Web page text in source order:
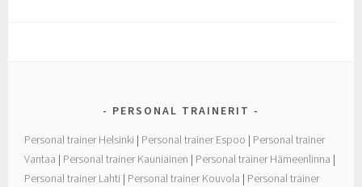
PERSONAL TRAINERIT
Personal trainer Helsinki | Personal trainer Espoo | Personal trainer
Vantaa | Personal trainer Kauniainen | Personal trainer Hämeenlinna |
Personal trainer Lahti | Personal trainer Kouvola | Personal trainer